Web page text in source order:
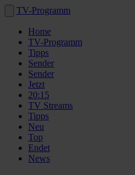
TV-Programm
Home
TV-Programm
Tipps
Sender
Sender
Jetzt
20:15
TV Streams
Tipps
Neu
Top
Endet
News